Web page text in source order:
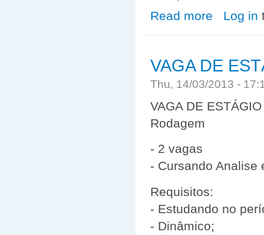
Read more about
Log in
VAGA DE
Thu, 14/03/2013 -
VAGA DE
Rodagem
- 2 vagas
- Cursando
Requisitos:
- Estudando no
- Dinâmico;